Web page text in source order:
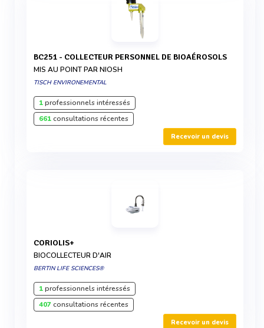
BC251 - COLLECTEUR PERSONNEL DE BIOAÉROSOLS
MIS AU POINT PAR NIOSH
TISCH ENVIRONEMENTAL
1professionnels intéressés
661consultations récentes
Recevoir un devis
CORIOLIS+
BIOCOLLECTEUR D'AIR
BERTIN LIFE SCIENCES®
1professionnels intéressés
407consultations récentes
Recevoir un devis